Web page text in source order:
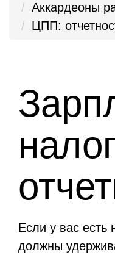
Аккардеоны
ЦПП:
Если у вас есть
должны